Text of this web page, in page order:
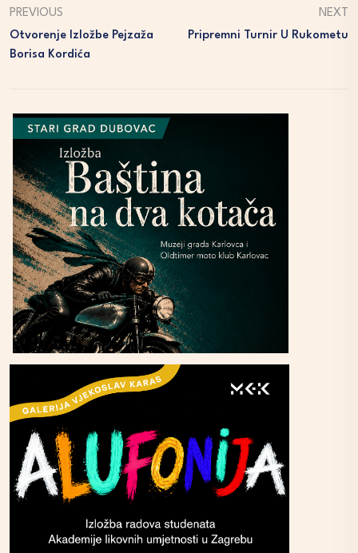
PREVIOUS
Otvorenje Izložbe Pejzaža
Borisa Kordića
NEXT
Pripremni Turnir U Rukometu